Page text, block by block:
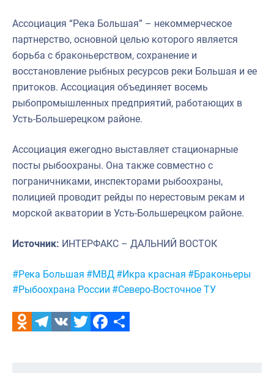
Ассоциация “Река Большая” – некоммерческое
партнерство, основной целью которого является
борьба с браконьерством, сохранение и
восстановление рыбных ресурсов реки Большая и ее
притоков. Ассоциация объединяет восемь
рыбопромышленных предприятий, работающих в
Усть-Большерецком районе.
Ассоциация ежегодно выставляет стационарные
посты рыбоохраны. Она также совместно с
пограничниками, инспекторами рыбоохраны,
полицией проводит рейды по нерестовым рекам и
морской акватории в Усть-Большерецком районе.
Источник: ИНТЕРФАКС – ДАЛЬНИЙ ВОСТОК
Метки:
#Река Большая #МВД #Икра красная #Браконьеры
#Рыбоохрана России #Северо-Восточное ТУ